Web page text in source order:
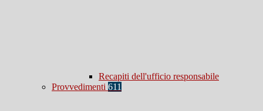
Recapiti dell'ufficio responsabile
Provvedimenti 611